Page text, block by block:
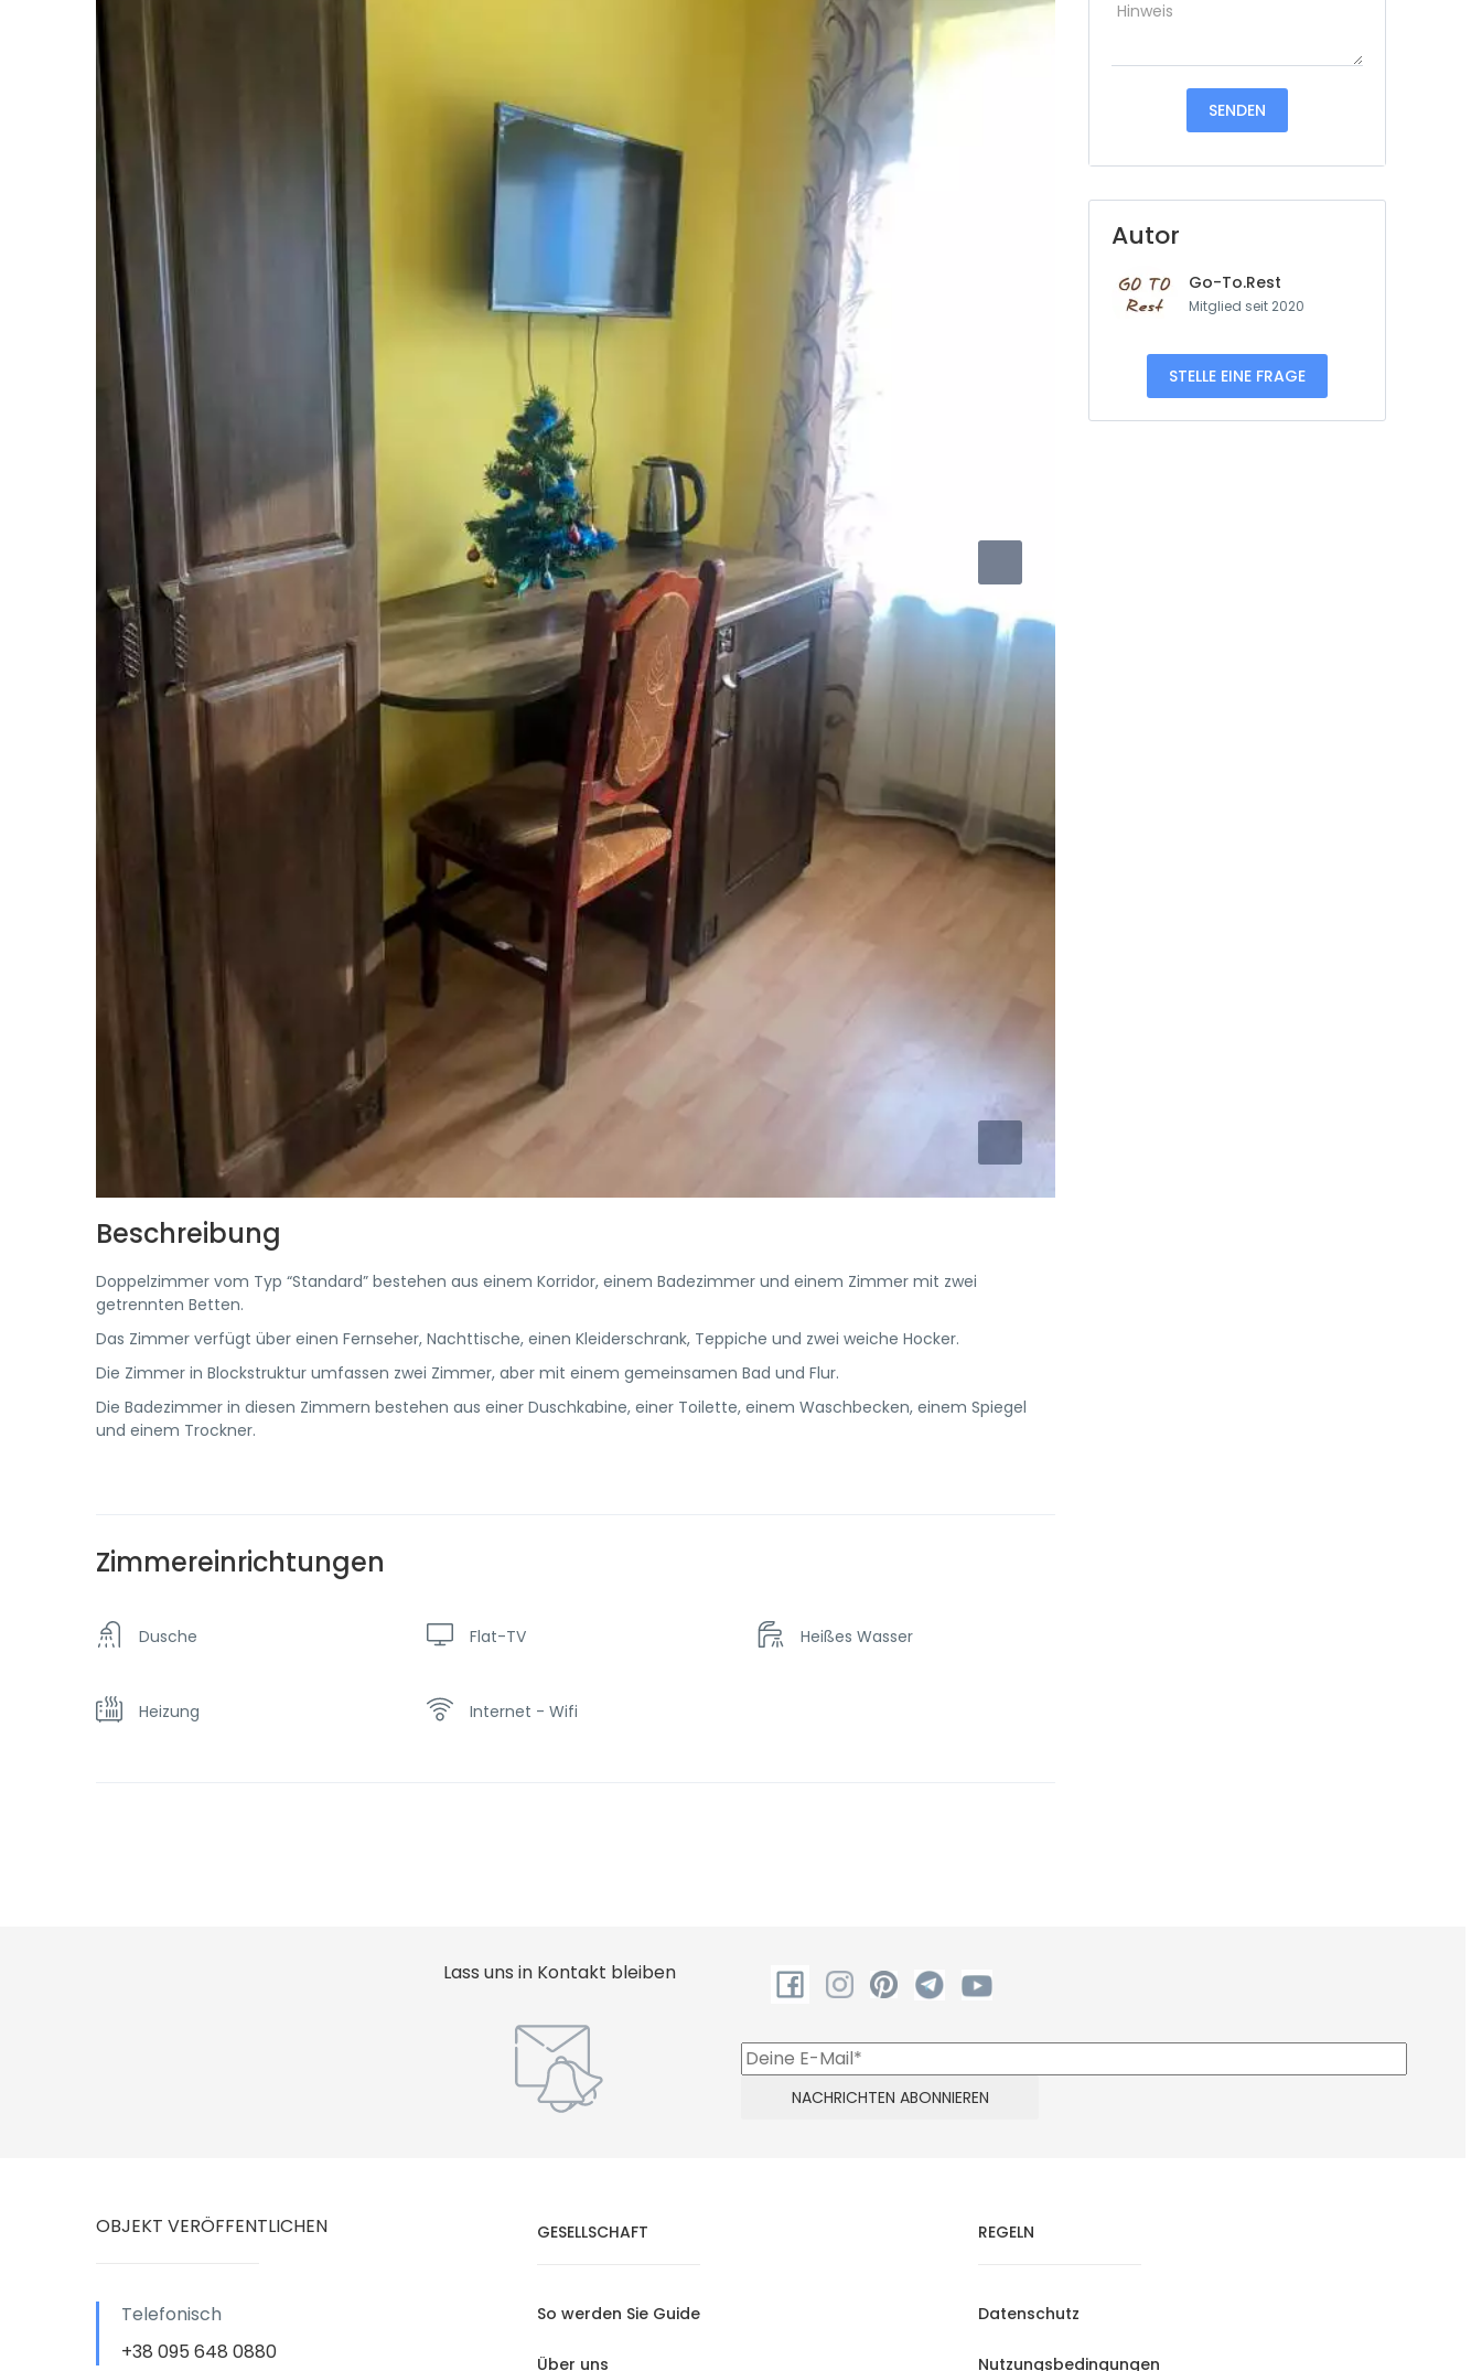
Beschreibung
Doppelzimmer vom Typ “Standard” bestehen aus einem Korridor, einem Badezimmer und einem Zimmer mit zwei
getrennten Betten.
Das Zimmer verfügt über einen Fernseher, Nachttische, einen Kleiderschrank, Teppiche und zwei weiche Hocker.
Die Zimmer in Blockstruktur umfassen zwei Zimmer, aber mit einem gemeinsamen Bad und Flur.
Die Badezimmer in diesen Zimmern bestehen aus einer Duschkabine, einer Toilette, einem Waschbecken, einem Spiegel
und einem Trockner.
Zimmereinrichtungen
Dusche Flat-TV Heißes Wasser
Heizung Internet - Wifi
Autor
Go-To.Rest
Mitglied seit 2020
STELLE EINE FRAGE
Lass uns in Kontakt bleiben
OBJEKT VERÖFFENTLICHEN
Telefonisch
+38 095 648 0880
GESELLSCHAFT
So werden Sie Guide
Über uns
REGELN
Datenschutz
Nutzungsbedingungen